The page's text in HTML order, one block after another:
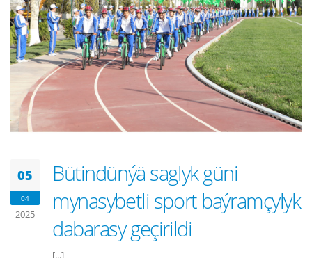
05
04
2025
Bütindünýä saglyk güni
mynasybetli sport baýramçylyk
dabarasy geçirildi
[...]